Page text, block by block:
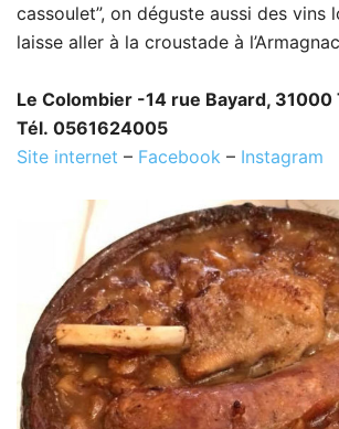
cassoulet”, on déguste aussi des vins
laisse aller à la croustade à
Le Colombier -14 rue Bayard, 31000
Tél. 0561624005
Site internet – Facebook – Instagram